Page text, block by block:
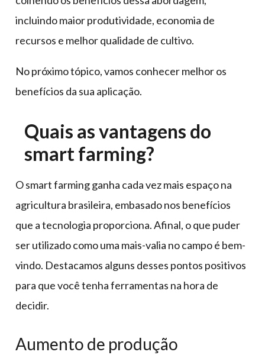
incluindo maior produtividade, economia de
recursos e melhor qualidade de cultivo.
No próximo tópico, vamos conhecer melhor os
benefícios da sua aplicação.
Quais as vantagens do
smart farming?
O smart farming ganha cada vez mais espaço na
agricultura brasileira, embasado nos benefícios
que a tecnologia proporciona. Afinal, o que puder
ser utilizado como uma mais-valia no campo é bem-
vindo. Destacamos alguns desses pontos positivos
para que você tenha ferramentas na hora de
decidir.
Aumento de produção